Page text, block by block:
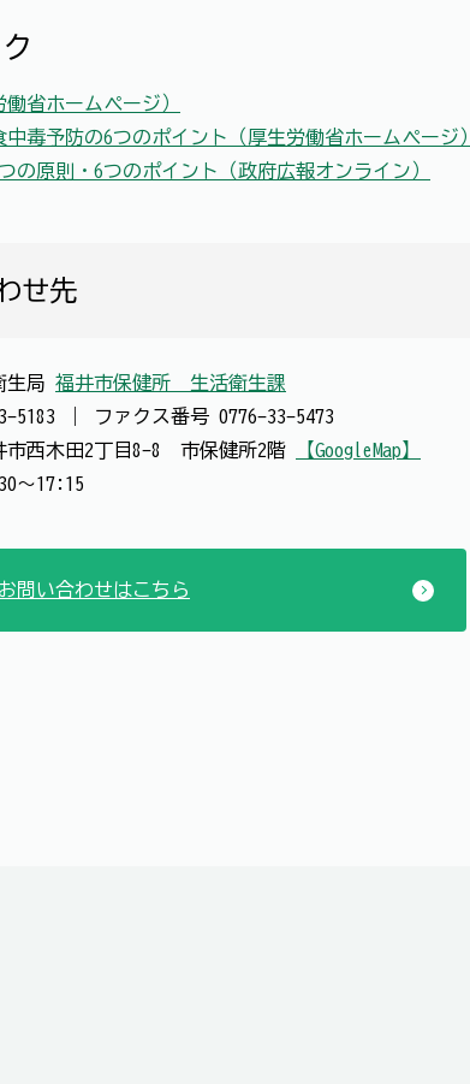
省ホームページ）
毒予防の6つのポイント（厚生労働省ホームページ）
の原則・6つのポイント（政府広報オンライン）
せ先
生局 福井市保健所 生活衛生課
5183 ファクス番号 0776-33-5473
市西木田2丁目8-8 市保健所2階
【GoogleMap】
～17:15
問い合わせはこちら